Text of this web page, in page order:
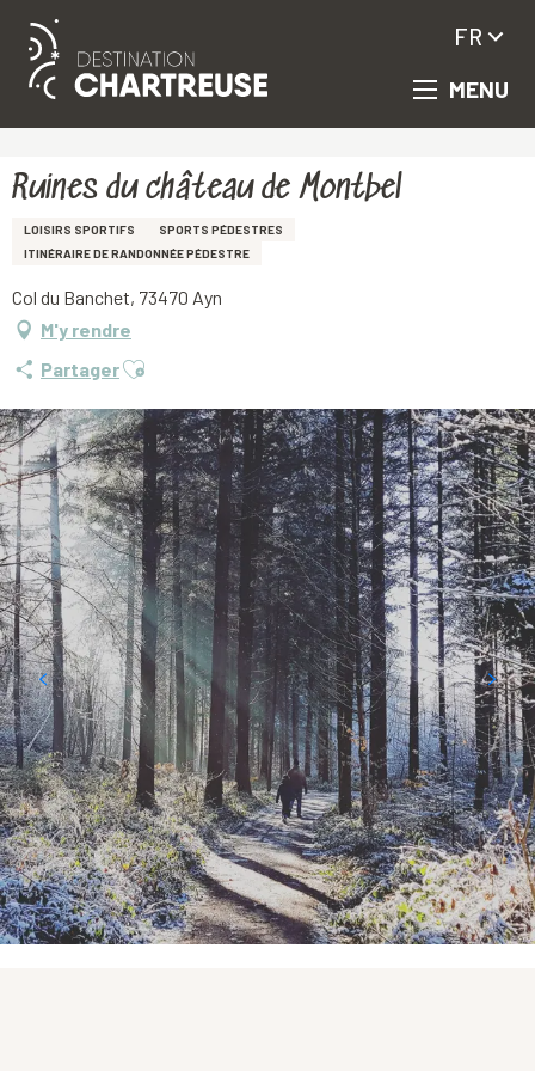
Aller
principal
MENU
FR
Ruines du château de Montbel
LOISIRS SPORTIFS
SPORTS PÉDESTRES
ITINÉRAIRE DE RANDONNÉE PÉDESTRE
Col du Banchet, 73470 Ayn
M'y rendre
PartagerAjouter aux favoris